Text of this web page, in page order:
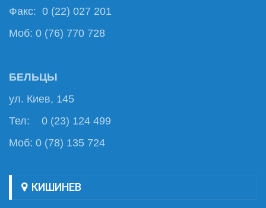
Факс: 0 (22) 027 201
Моб: 0 (76) 770 728
БЕЛЬЦЫ
ул. Киев, 145
Тел: 0 (23) 124 499
Моб: 0 (78) 135 724
КИШИНЕВ